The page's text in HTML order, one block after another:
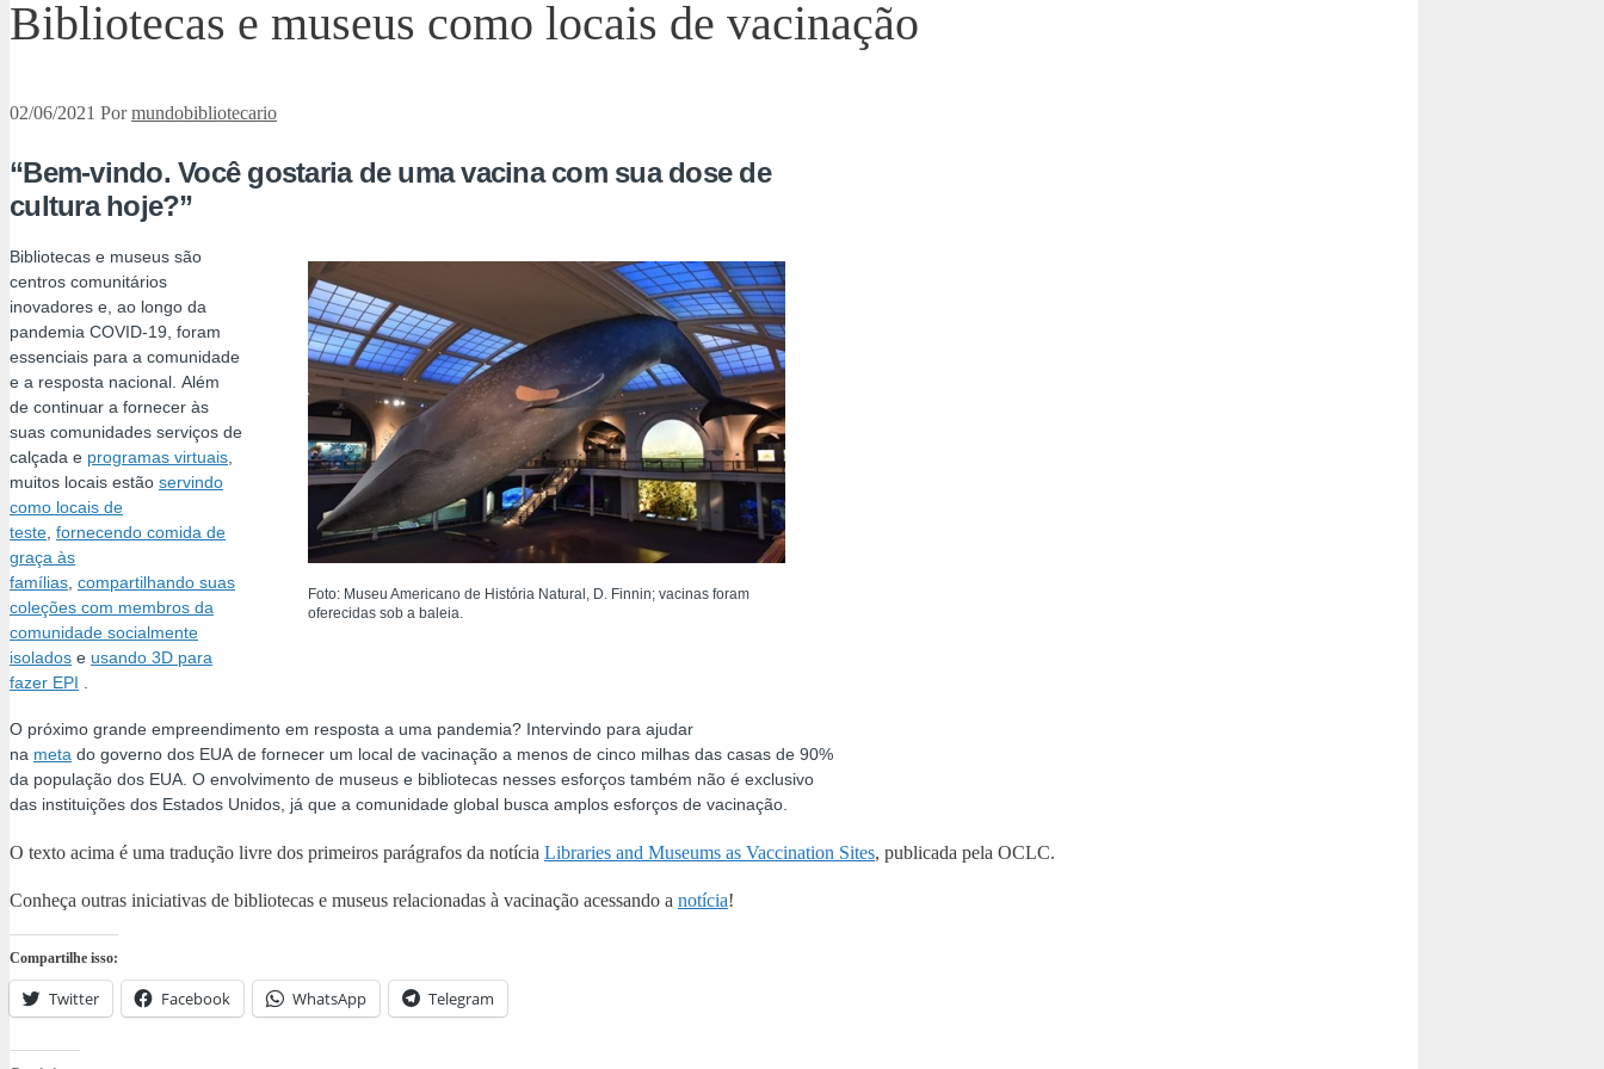
Bibliotecas e museus como locais de vacinação
02/06/2021 Pormundobibliotecario
“Bem-vindo. Você gostaria de uma vacina com sua dose de
cultura hoje?”
Foto: Museu Americano de História Natural, D. Finnin;vacinas foram
oferecidas sob a baleia.
Bibliotecas e museus são
centros comunitários
inovadores e, ao longo da
pandemia COVID-19, foram
essenciais para a comunidade
e a resposta nacional. Além
de continuar a fornecer às
suas comunidades serviços de
calçada e programas virtuais,
muitos locais estão servindo
como locais de
teste, fornecendo comida de
graça às
famílias, compartilhando suas
coleções com membros da
comunidade socialmente
isolados e usando 3D para
fazer EPI .
O próximo grande empreendimento em resposta a uma pandemia? Intervindo para ajudar
na meta do governo dos EUAde fornecer um local de vacinação a menos de cinco milhas das casas de 90%
da população dos EUA. O envolvimento de museus e bibliotecas nesses esforços também não é exclusivo
das instituições dos Estados Unidos, já que a comunidade global busca amplos esforços de vacinação.
O texto acima é uma tradução livre dos primeiros parágrafos da notícia Libraries and Museums as Vaccination Sites, publicada pela OCLC.
Conheça outras iniciativas de bibliotecas e museus relacionadas à vacinação acessando a notícia!
Compartilhe isso:
Twitter Facebook WhatsApp Telegram